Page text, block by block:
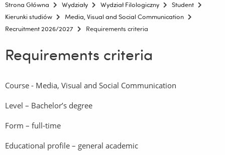
Strona Główna Wydziały Wydział Filologiczny
Student
Kierunki studiów
Media, Visual and Social Communication
Recruitment 2026/2027
Requirements criteria
Requirements criteria
Course - Media, Visual and Social Communication
Level – Bachelor’s degree
Form – full-time
Educational profile – general academic